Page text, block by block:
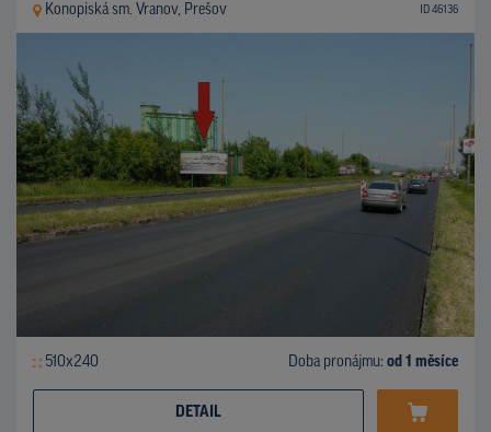
Konopiská sm. Vranov, Prešov ID 46136
510x240 Doba pronájmu: od 1 měsíce
DETAIL